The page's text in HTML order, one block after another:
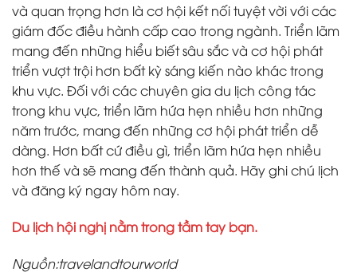
và quan trọng hơn là cơ hội kết nối tuyệt vời với các
giám đốc điều hành cấp cao trong ngành. Triển lãm
mang đến những hiểu biết sâu sắc và cơ hội phát
triển vượt trội hơn bất kỳ sáng kiến ​​nào khác trong
khu vực. Đối với các chuyên gia du lịch công tác
trong khu vực, triển lãm hứa hẹn nhiều hơn những
năm trước, mang đến những cơ hội phát triển dễ
dàng. Hơn bất cứ điều gì, triển lãm hứa hẹn nhiều
hơn thế và sẽ mang đến thành quả. Hãy ghi chú lịch
và đăng ký ngay hôm nay.
Du lịch hội nghị nằm trong tầm tay bạn.
Nguồn:travelandtourworld